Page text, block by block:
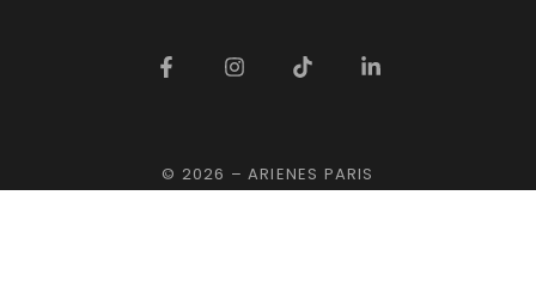
© 2026 – ARIENES PARIS